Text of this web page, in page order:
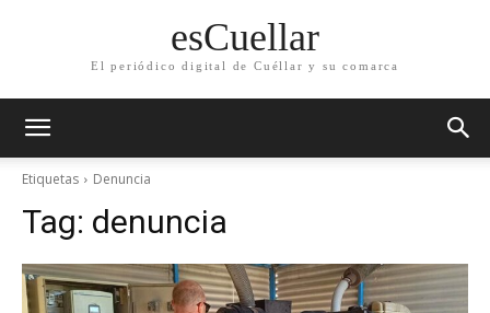
esCuellar
El periódico digital de Cuéllar y su comarca
Etiquetas Denuncia
Tag: denuncia